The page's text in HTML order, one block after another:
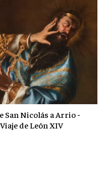
San Nicolás a Arrio -
de León XIV